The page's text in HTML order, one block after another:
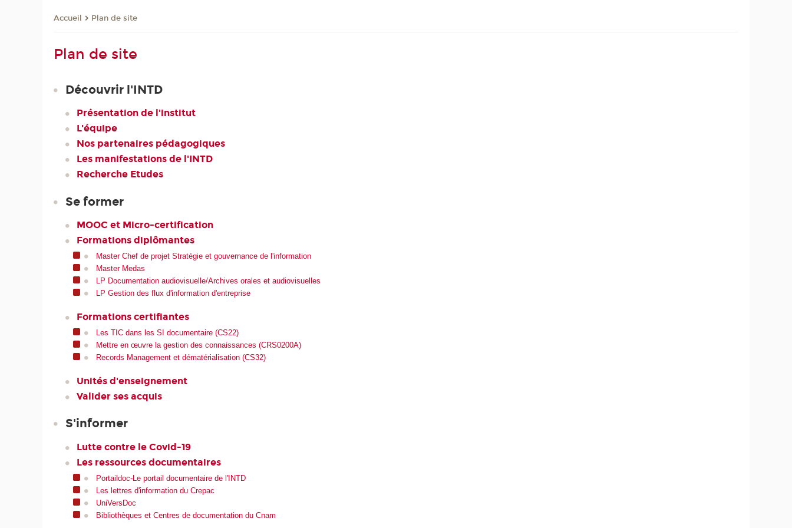
Accueil Plan de site
Plan de site
Découvrir l'INTD
Présentation de l'institut
L'équipe
Nos partenaires pédagogiques
Les manifestations de l'INTD
Recherche Etudes
Se former
MOOC et Micro-certification
Formations diplômantes
Master Chef de projet Stratégie et gouvernance de l'information
Master Medas
LP Documentation audiovisuelle/Archives orales et audiovisuelles
LP Gestion des flux d'information d'entreprise
Formations certifiantes
Les TIC dans les SI documentaire (CS22)
Mettre en œuvre la gestion des connaissances (CRS0200A)
Records Management et dématérialisation (CS32)
Unités d'enseignement
Valider ses acquis
S'informer
Lutte contre le Covid-19
Les ressources documentaires
Portaildoc-Le portail documentaire de l'INTD
Les lettres d'information du Crepac
UniVersDoc
Bibliothèques et Centres de documentation du Cnam